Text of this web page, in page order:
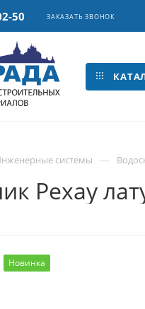
50 ЗАКАЗАТЬ ЗВОНОК
системы —
Рехау
Новинка